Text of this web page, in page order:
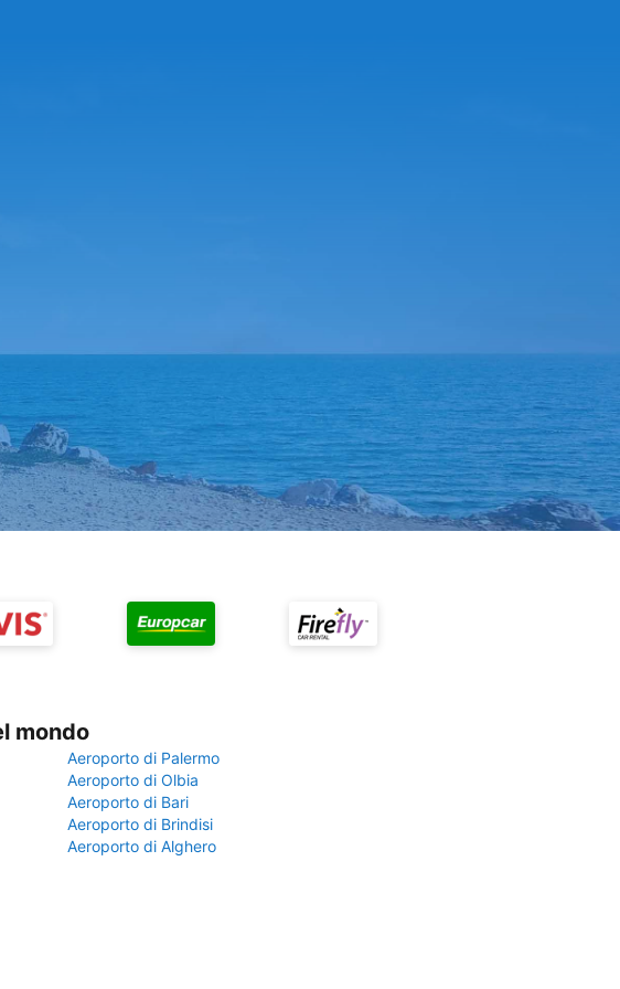
mondo
Aeroporto di Palermo
Aeroporto di Olbia
Aeroporto di Bari
Aeroporto di Brindisi
Aeroporto di Alghero